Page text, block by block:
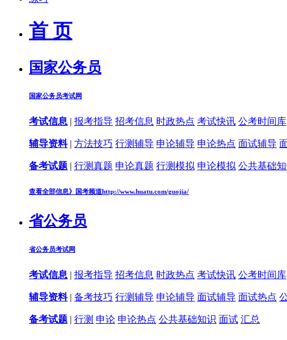
首 页
国家公务员
国家公务员考试网
考试信息 | 报考指导 招考信息 时政热点 考试快讯 公考时间库
辅导资料| 方法技巧 行测辅导 申论辅导 申论热点 面试辅导
备考试题 | 行测真题 申论真题 行测模拟 申论模拟 公共基础
查看全部信息》 国考频道http://www.huatu.com/guojia/
省公务员
省公务员考试网
考试信息 | 报考指导 招考信息 时政热点 考试快讯 公考时间库
辅导资料| 备考技巧 行测辅导 申论辅导 面试辅导 面试热点
备考试题 | 行测 申论 申论热点 公共基础知识 面试 汇总